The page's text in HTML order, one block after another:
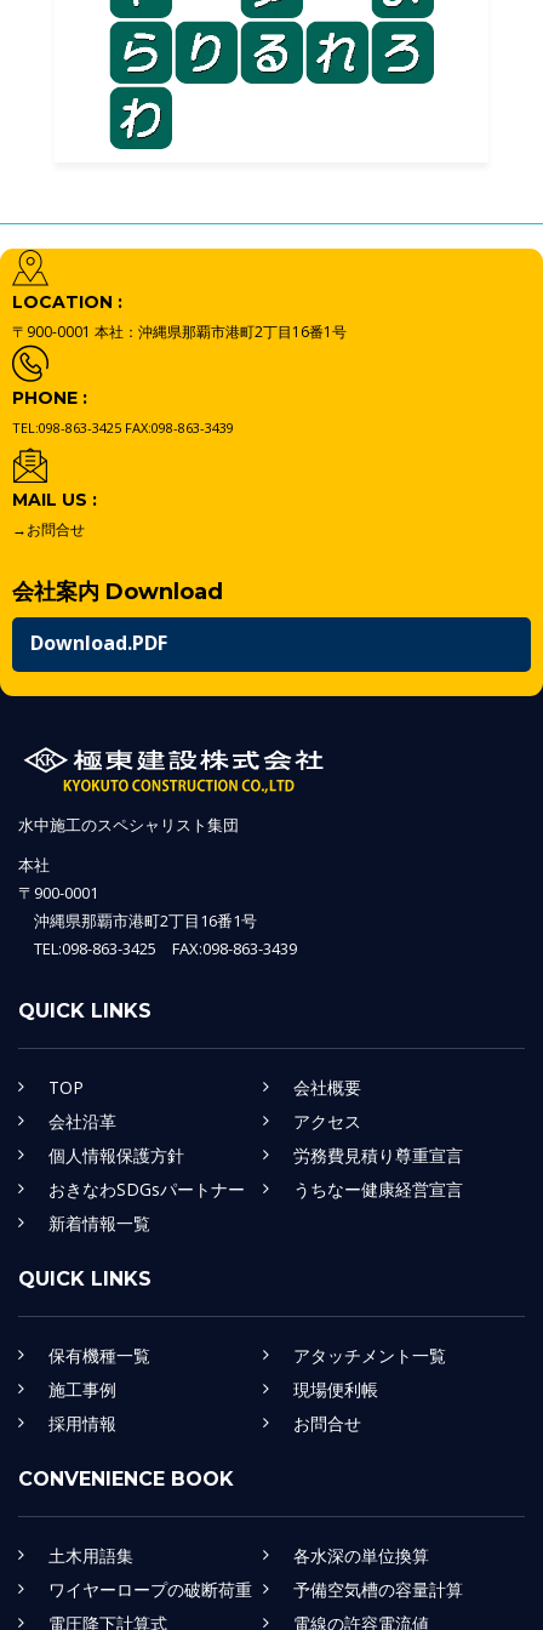
LOCATION :
〒900-0001 本社：沖縄県那覇市港町2丁目16番1号
PHONE :
TEL:098-863-3425 FAX:098-863-3439
MAIL US :
→お問合せ
会社案内 Download
Download.PDF
水中施工のスペシャリスト集団
本社
〒900-0001
沖縄県那覇市港町2丁目16番1号
TEL:098-863-3425 FAX:098-863-3439
QUICK LINKS
TOP
会社概要
会社沿革
アクセス
個人情報保護方針
労務費見積り尊重宣言
おきなわSDGsパートナー
うちなー健康経営宣言
新着情報一覧
QUICK LINKS
保有機種一覧
アタッチメント一覧
施工事例
現場便利帳
採用情報
お問合せ
CONVENIENCE BOOK
土木用語集
各水深の単位換算
ワイヤーロープの破断荷重
予備空気槽の容量計算
電圧降下計算式
電線の許容電流値